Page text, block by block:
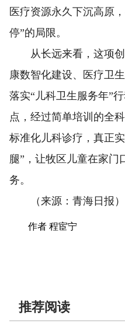
医疗资源永久下沉高原
停”的局限。
从长远来看，这项创
康数智化建设、医疗卫
落实“儿科卫生服务年”
点，经过简单培训的全
标准化儿科诊疗，真正
腿”，让牧区儿童在家门
务。
（来源：青海日报）
作者 程宦宁
推荐阅读